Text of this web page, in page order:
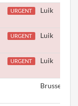
URGENT Luik
URGENT Luik
URGENT Luik
Brussel